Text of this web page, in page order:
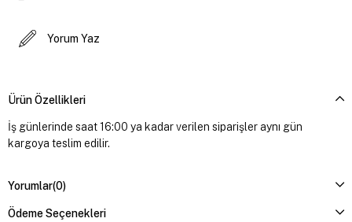
Yorum Yaz
Ürün Özellikleri
İş günlerinde saat 16:00 ya kadar verilen siparişler aynı gün
kargoya teslim edilir.
Yorumlar(0)
Ödeme Seçenekleri